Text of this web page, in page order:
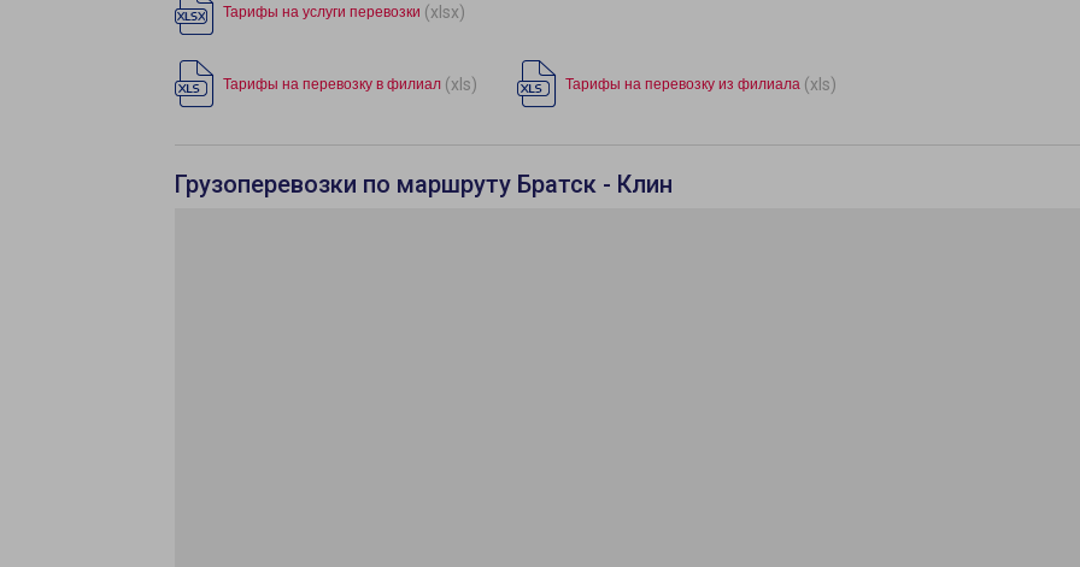
Тарифы на услуги перевозки (xlsx)
Тарифы на перевозку в филиал (xls) Тарифы на перевозку из филиала (xls)
Грузоперевозки по маршруту Братск - Клин